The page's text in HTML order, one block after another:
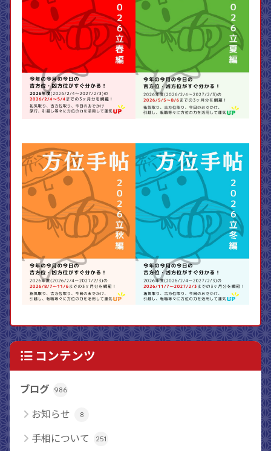
コンテンツ
ブログ 986
お知らせ 8
手相について 251